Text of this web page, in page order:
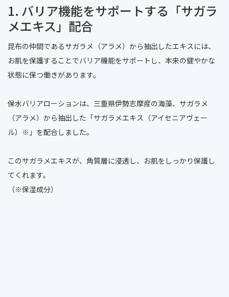
1. バリア機能をサポートする「サガラ
メエキス」配合
昆布の仲間であるサガラメ（アラメ）から抽出したエキスには、
お肌を保護することでバリア機能をサポートし、本来の健やかな
状態に保つ働きがあります。
保水バリアローションは、三重県伊勢志摩産の海藻、サガラメ
（アラメ）から抽出した「サガラメエキス（アイセニアヴェー
ル）※」を配合しました。
このサガラメエキスが、角質層に浸透し、お肌をしっかり保護し
てくれます。
（※保湿成分）